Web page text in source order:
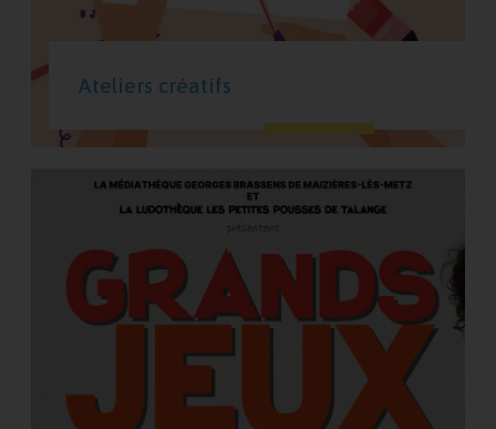
Ateliers créatifs